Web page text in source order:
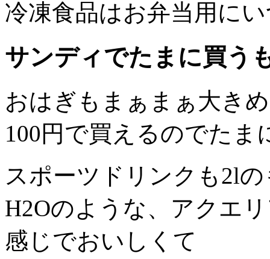
冷凍食品はお弁当用に
サンディでたまに買う
おはぎもまぁまぁ大き
100円で買えるのでたま
スポーツドリンクも2l
H2Oのような、アクエ
感じでおいしくて